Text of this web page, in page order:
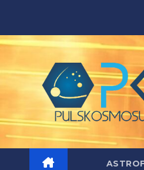
content